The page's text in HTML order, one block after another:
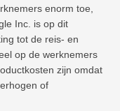
enorm toe,
Inc. is op dit
tot de reis- en
op de werknemers
zijn omdat
of